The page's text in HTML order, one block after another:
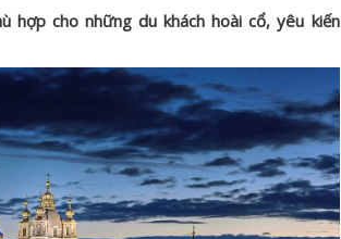
hợp cho những du khách hoài cổ, yêu kiến